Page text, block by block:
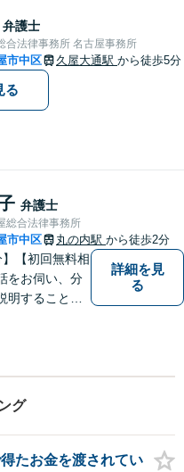
いたします。
をご利用くだ
護士在籍】
弁護士
合法律事務所 名古屋事務所
市中区 久屋大通駅 から徒歩5分
る
弁護士
総合法律事務所
市中区 丸の内駅 から徒歩2分
】【初回無料相
をお伺い、分
明することを
て相談できる
しています。
曜日も対応】
詳細を見
る
グ
たお金を渡されてい